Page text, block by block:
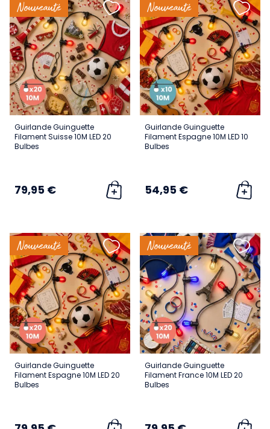
Guirlande Guinguette
Filament Suisse 10M LED 20
Bulbes
79,95 €
Nouveauté
Guirlande Guinguette
Filament Espagne 10M LED 10
Bulbes
54,95 €
Nouveauté
Guirlande Guinguette
Filament Espagne 10M LED 20
Bulbes
Nouveauté
Guirlande Guinguette
Filament France 10M LED 20
Bulbes
Nouveauté